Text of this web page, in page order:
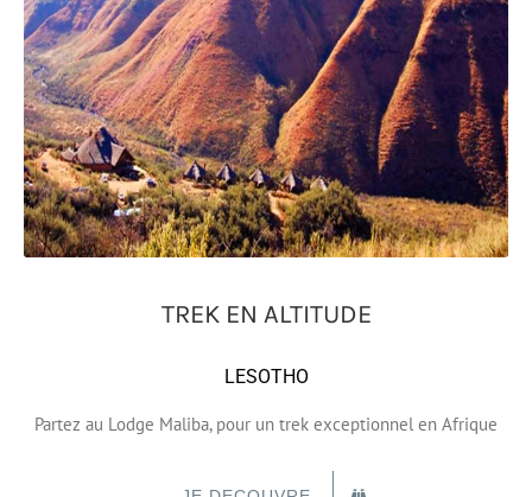
TREK EN ALTITUDE
LESOTHO
Partez au Lodge Maliba, pour un trek exceptionnel en Afrique